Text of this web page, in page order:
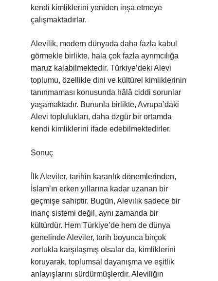
kendi kimliklerini yeniden inşa etmeye
çalışmaktadırlar.
Alevilik, modern dünyada daha fazla kabul
görmekle birlikte, hala çok fazla ayrımcılığa
maruz kalabilmektedir. Türkiye’deki Alevi
toplumu, özellikle dini ve kültürel kimliklerinin
tanınmaması konusunda hâlâ ciddi sorunlar
yaşamaktadır. Bununla birlikte, Avrupa’daki
Alevi toplulukları, daha özgür bir ortamda
kendi kimliklerini ifade edebilmektedirler.
Sonuç
İlk Aleviler, tarihin karanlık dönemlerinden,
İslam’ın erken yıllarına kadar uzanan bir
geçmişe sahiptir. Bugün, Alevilik sadece bir
inanç sistemi değil, aynı zamanda bir
kültürdür. Hem Türkiye’de hem de dünya
genelinde Aleviler, tarih boyunca birçok
zorlukla karşılaşmış olsalar da, kimliklerini
koruyarak, toplumsal dayanışma ve eşitlik
anlayışlarını sürdürmüşlerdir. Aleviliğin